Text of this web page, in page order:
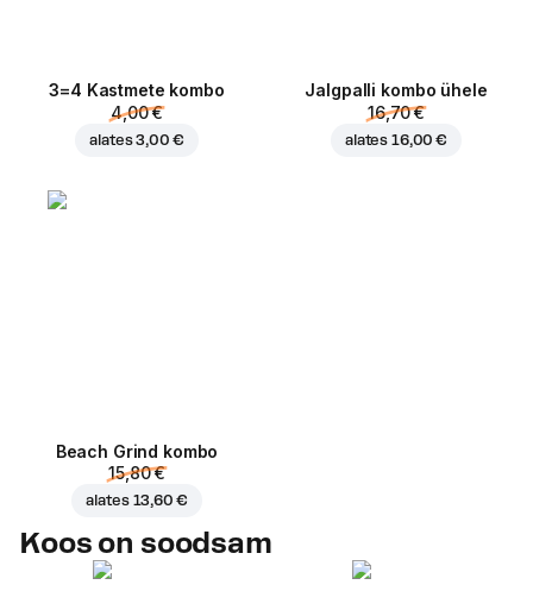
3=4 Kastmete kombo
4,00 €
alates3,00 €
Jalgpalli kombo ühele
16,70 €
alates 16,00 €
Beach Grind kombo
15,80 €
alates 13,60 €
Koos on soodsam